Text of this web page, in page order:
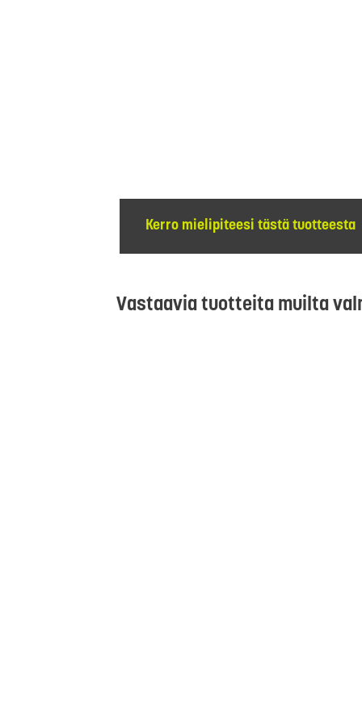
Kerro mielipiteesi tästä tuotteesta
Vastaavia tuotteita muilta